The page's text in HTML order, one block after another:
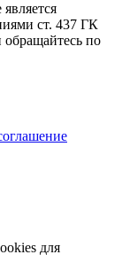
ст. 437 ГК
по
для